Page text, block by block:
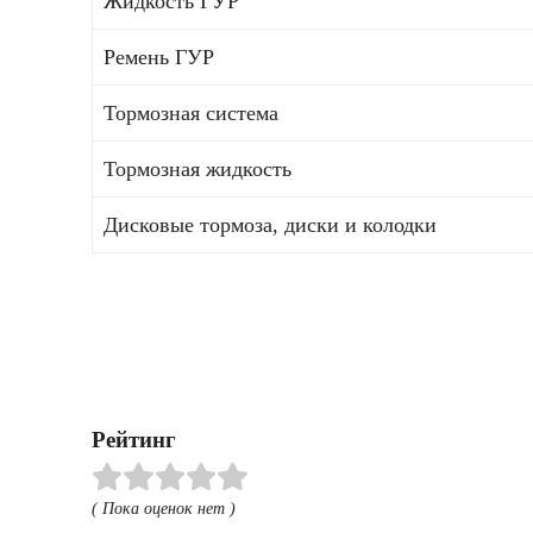
Ремень ГУР
Тормозная система
Тормозная жидкость
Дисковые тормоза, диски и колодки
Рейтинг
( Пока оценок нет )